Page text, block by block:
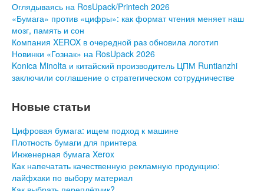
Оглядываясь на RosUpack/Printech 2026
«Бумага» против «цифры»: как формат чтения меняет наш
мозг, память и сон
Компания XEROX в очередной раз обновила логотип
Новинки «Гознак» на RosUpack 2026
Konica Minolta и китайский производитель ЦПМ Runtianzhi
заключили соглашение о стратегическом сотрудничестве
Новые статьи
Цифровая бумага: ищем подход к машине
Плотность бумаги для принтера
Инженерная бумага Xerox
Как напечатать качественную рекламную продукцию:
лайфхаки по выбору материал